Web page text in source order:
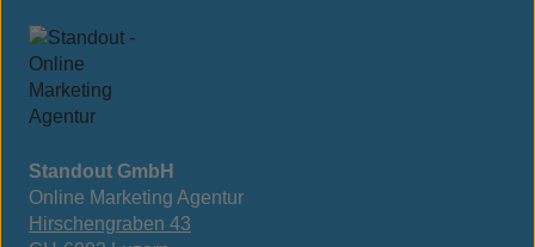
Standout GmbH
Online Marketing Agentur
Hirschengraben 43